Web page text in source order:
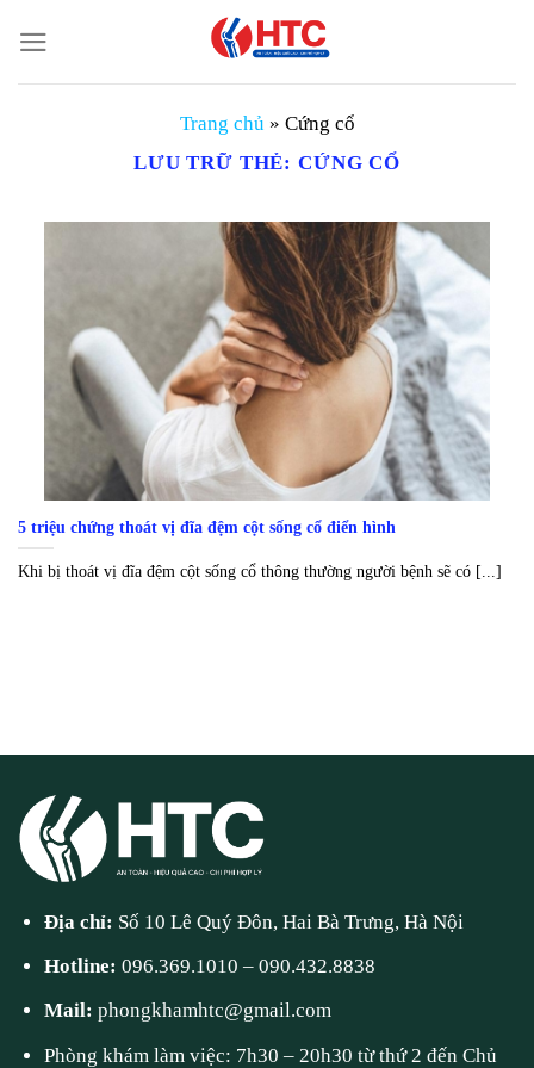
đến
nội
Trang chủ » Cứng cổ
LƯU TRỮ THẺ:CỨNG CỔ
5 triệu chứng thoát vị đĩa đệm cột sống cổ điển hình
Khi bị thoát vị đĩa đệm cột sống cổ thông thường người bệnh sẽ có [...]
Địa chỉ: Số 10 Lê Quý Đôn, Hai Bà Trưng, Hà Nội
Hotline:096.369.1010 –090.432.8838
Mail:phongkhamhtc@gmail.com
Phòng khám làm việc: 7h30 – 20h30 từ thứ 2 đến Chủ